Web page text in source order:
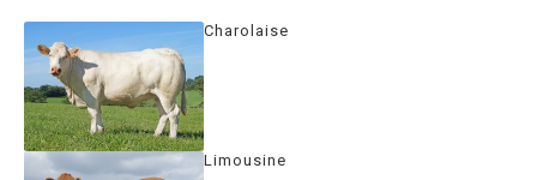
Charolaise
Limousine